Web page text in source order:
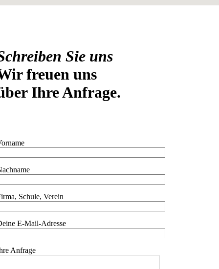
Sie uns
freuen uns
Ihre Anfrage.
Schule, Verein
E-Mail-Adresse
Anfrage